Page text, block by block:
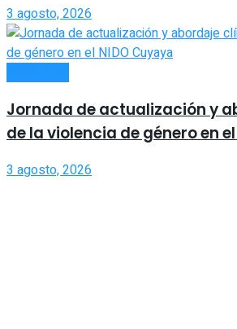
3 agosto, 2026
Jornada de actualización y
de la violencia de género en
3 agosto, 2026